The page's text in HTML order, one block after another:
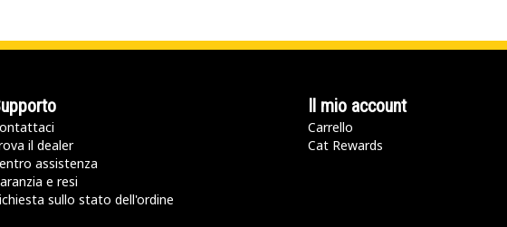
il dealer
assistenza
e resi
sullo stato dell'ordine
Il mio account
Carrello
Cat Rewards